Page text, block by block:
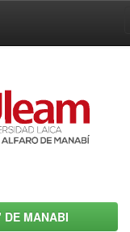
DE MANABI